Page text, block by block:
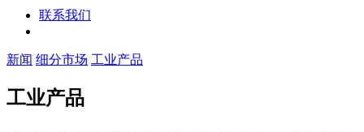
联系我们
新闻 细分市场 工业产品
工业产品